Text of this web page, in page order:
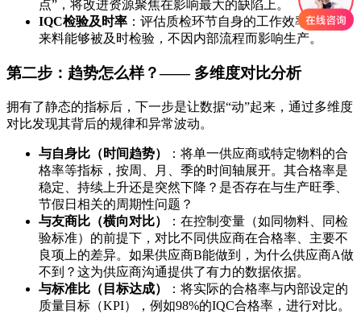
点”，将改进资源聚焦在影响最大的缺陷上。
IQC检验及时率 ：评估质检环节自身的工作效率，确保
来料能够被及时检验，不因内部流程而影响生产。
第二步：趋势怎么样？—— 多维度对比分析
拥有了静态的指标后，下一步是让数据“动”起来，通过多维度
对比发现其背后的规律和异常波动。
与自身比（时间趋势）
：将单一供应商或特定物料的合
格率等指标，按周、月、季的时间轴展开。其合格率是
稳定、持续上升还是突然下降？是否存在与生产旺季、
节假日相关的周期性问题？
与友商比（横向对比）
：在控制变量（如同物料、同检
验标准）的前提下，对比不同供应商在合格率、主要不
良项上的差异。如果供应商B能做到，为什么供应商A做
不到？这为供应商沟通提供了有力的数据依据。
与标准比（目标达成）
：将实际的合格率与内部设定的
质量目标（KPI），例如98%的IQC合格率，进行对比。